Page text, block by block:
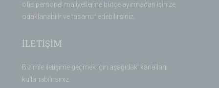
ofis personel maliyetlerine bütçe ayırmadan işinize
odaklanabilir ve tasarruf edebilirsiniz.
İLETİŞİM
Bizimle iletişime geçmek için aşağıdaki kanalları
kullanabilirsiniz.